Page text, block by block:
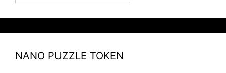
NANO PUZZLE TOKEN